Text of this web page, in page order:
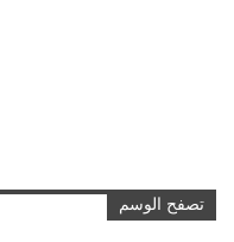
تصفح الوسم